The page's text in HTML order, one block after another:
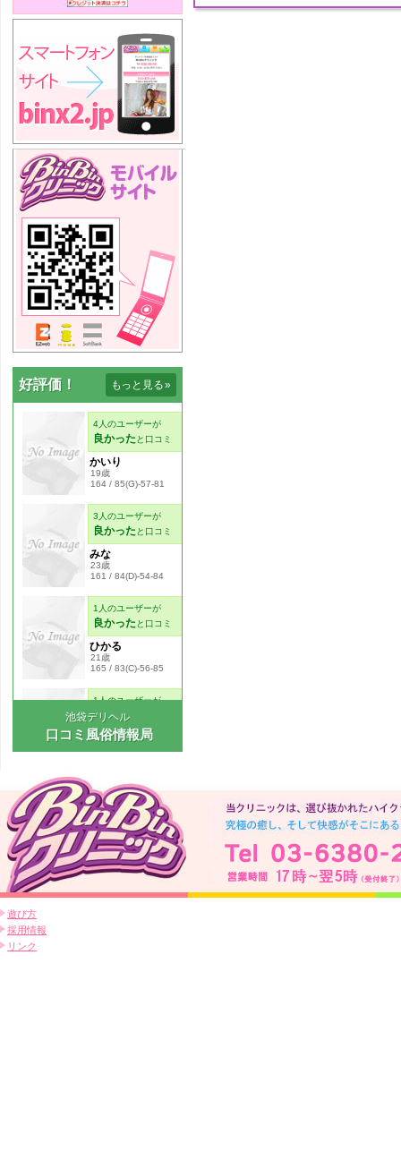
好評価！ もっと見る»
池袋デリヘル
口コミ風俗情報局
遊び方
採用情報
リンク